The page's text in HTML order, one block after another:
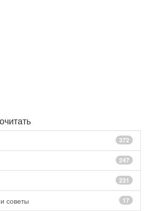
372
247
231
советы 17